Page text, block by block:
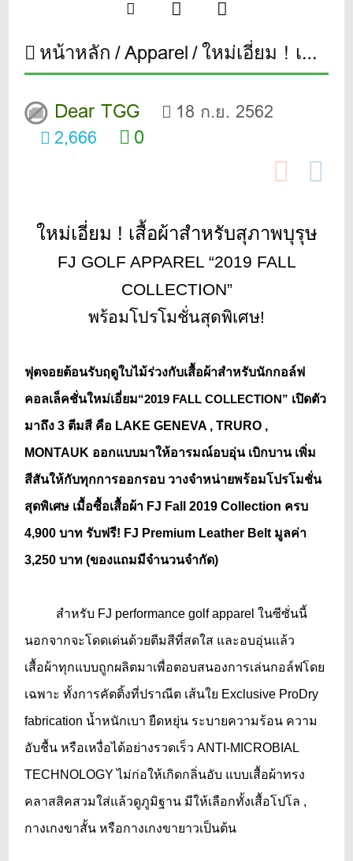
หน้าหลัก Apparel ใหม่เอี่ยม ! เสื้อผ้าสำหรับสุภาพบุรุษ FJ GOLF APPAREL “2019 FALL COLLECTION” พร้อมโปรโมชั่นสุดพิเศษ!
Dear TGG
18 ก.ย. 2562
2,666
0
ใหม่เอี่ยม ! เสื้อผ้าสำหรับสุภาพบุรุษ
FJ GOLF APPAREL “2019 FALL
COLLECTION”
พร้อมโปรโมชั่นสุดพิเศษ!
ฟุตจอยต้อนรับฤดูใบไม้ร่วงกับเสื้อผ้าสำหรับนักกอล์ฟ
คอลเล็คชั่นใหม่เอี่ยม“2019 FALL COLLECTION” เปิดตัว
มาถึง3 ตีมสี คือ LAKE GENEVA , TRURO ,
MONTAUK ออกแบบมาให้อารมณ์อบอุ่น เบิกบาน เพิ่ม
สีสันให้กับทุกการออกรอบ วางจำหน่ายพร้อมโปรโมชั่น
สุดพิเศษ เมื้อซื้อเสื้อผ้า FJ Fall 2019 Collection ครบ
4,900 บาท รับฟรี! FJ Premium Leather Belt มูลค่า
3,250 บาท (ของแถมมีจำนวนจำกัด)
สำหรับ FJ performance golf apparel ในซีซั่นนี้
นอกจากจะโดดเด่นด้วยตีมสีที่สดใส และอบอุ่นแล้ว
เสื้อผ้าทุกแบบถูกผลิตมาเพื่อตอบสนองการเล่นกอล์ฟโดย
เฉพาะ ทั้งการคัตติ้งที่ปราณีต เส้นใย Exclusive ProDry
fabrication น้ำหนักเบา ยืดหยุ่น ระบายความร้อน ความ
อับชื้น หรือเหงื่อได้อย่างรวดเร็ว ANTI-MICROBIAL
TECHNOLOGY ไม่ก่อให้เกิดกลิ่นอับ แบบเสื้อผ้าทรง
คลาสสิคสวมใส่แล้วดูภูมิฐาน มีให้เลือกทั้งเสื้อโปโล ,
กางเกงขาสั้น หรือกางเกงขายาวเป็นต้น